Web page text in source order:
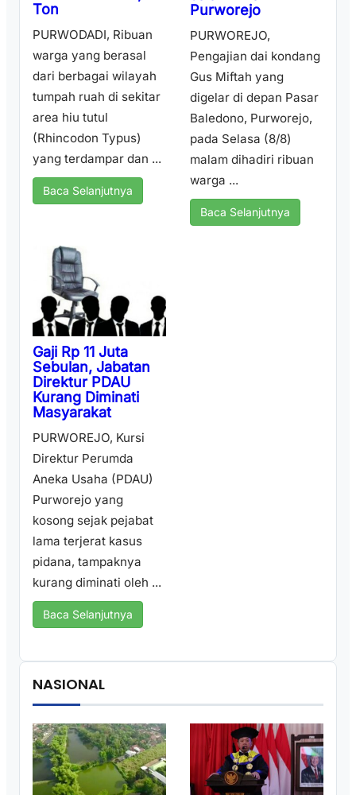
Ton
PURWODADI, Ribuan
warga yang berasal
dari berbagai wilayah
tumpah ruah di sekitar
area hiu tutul
(Rhincodon Typus)
yang terdampar dan ...
Baca Selanjutnya
Purworejo
PURWOREJO,
Pengajian dai kondang
Gus Miftah yang
digelar di depan Pasar
Baledono, Purworejo,
pada Selasa (8/8)
malam dihadiri ribuan
warga ...
Baca Selanjutnya
Gaji Rp 11 Juta
Sebulan, Jabatan
Direktur PDAU
Kurang Diminati
Masyarakat
PURWOREJO, Kursi
Direktur Perumda
Aneka Usaha (PDAU)
Purworejo yang
kosong sejak pejabat
lama terjerat kasus
pidana, tampaknya
kurang diminati oleh ...
Baca Selanjutnya
NASIONAL